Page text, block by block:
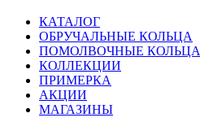
КАТАЛОГ
ОБРУЧАЛЬНЫЕ КОЛЬЦА
ПОМОЛВОЧНЫЕ КОЛЬЦА
КОЛЛЕКЦИИ
ПРИМЕРКА
АКЦИИ
МАГАЗИНЫ